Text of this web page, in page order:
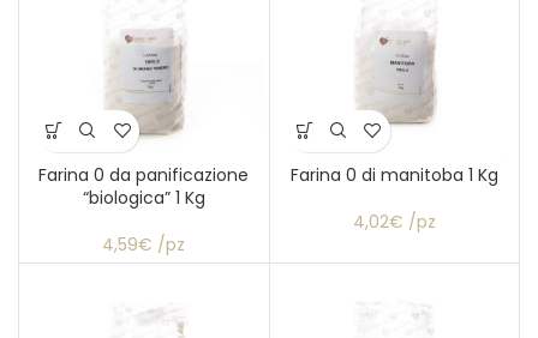
Farina 0 da panificazione
“biologica” 1 Kg
4,59€ /pz
Farina 0 di manitoba 1 Kg
4,02€ /pz